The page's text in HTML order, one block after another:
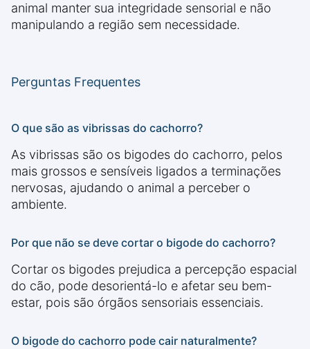
animal manter sua integridade sensorial e não
manipulando a região sem necessidade.
Perguntas Frequentes
O que são as vibrissas do cachorro?
As vibrissas são os bigodes do cachorro, pelos
mais grossos e sensíveis ligados a terminações
nervosas, ajudando o animal a perceber o
ambiente.
Por que não se deve cortar o bigode do cachorro?
Cortar os bigodes prejudica a percepção espacial
do cão, pode desorientá-lo e afetar seu bem-
estar, pois são órgãos sensoriais essenciais.
O bigode do cachorro pode cair naturalmente?